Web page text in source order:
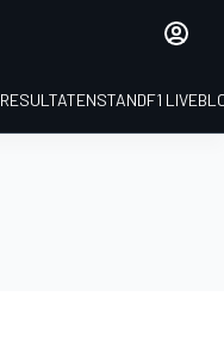
RESULTATENSTANDF1